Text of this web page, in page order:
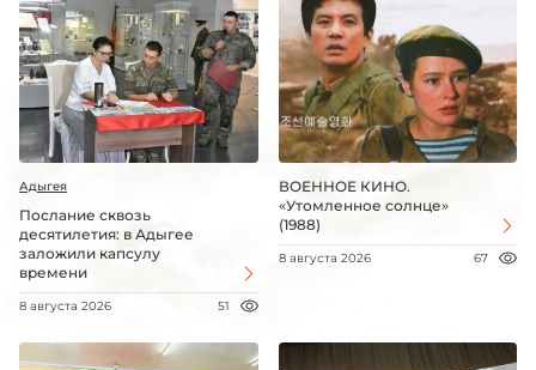
Адыгея
Послание сквозь
десятилетия: в Адыгее
заложили капсулу
времени
8 августа 2026 51
ВОЕННОЕ КИНО.
«Утомленное солнце»
(1988)
8 августа 2026 67